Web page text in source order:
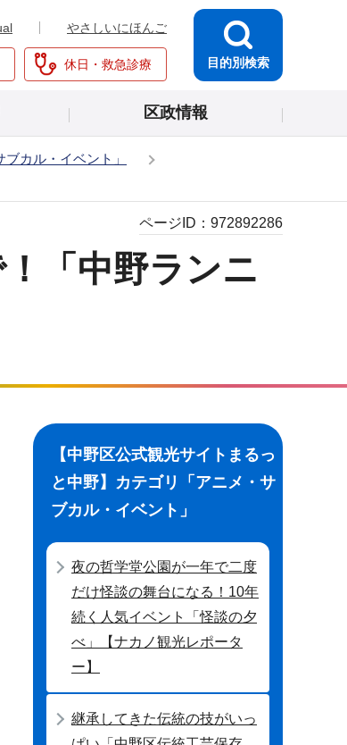
やさしいにほんご
休日・救急診療 目的別検索
区政情報
カル・イベント」
「中野ランニ
ページID： 972892286
【中野区公式観光サイトまるっ
と中野】カテゴリ「アニメ・サ
ブカル・イベント」
夜の哲学堂公園が一年で二度
だけ怪談の舞台になる！10年
続く人気イベント「怪談の夕
べ」【ナカノ観光レポータ
ー】
継承してきた伝統の技がいっ